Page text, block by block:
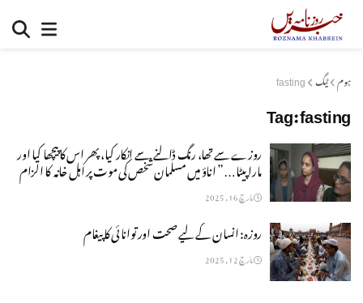
ہوم ٹیگ fasting
Tag:fasting
روزے سے تھا، رنگ ڈالنے سے انکار کیا، پھر اس کا پیچھا کیا اور
مارا پیٹا…” اناؤ میں مسلمان شخص کی موت پر اہل خانہ کا الزام
مارچ 16, 2025
روزہ: انسان کے لیے صحت اور توانائی کا پیغام
مارچ 12, 2025